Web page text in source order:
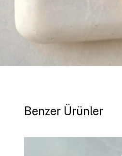
Benzer Ürünler